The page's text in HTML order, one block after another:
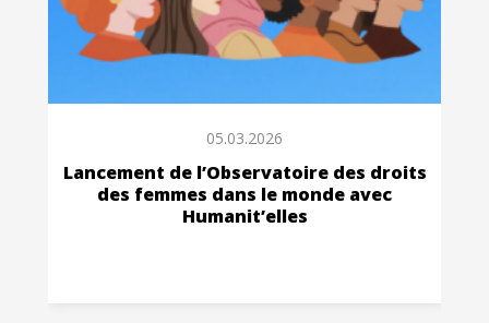
05.03.2026
Lancement de l’Observatoire des droits
des femmes dans le monde avec
Humanit’elles